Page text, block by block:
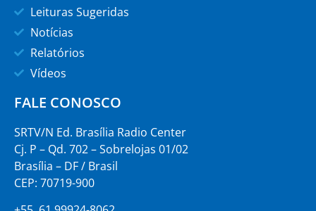
Leituras Sugeridas
Notícias
Relatórios
Vídeos
FALE CONOSCO
SRTV/N Ed. Brasília Radio Center
Cj. P – Qd. 702 – Sobrelojas 01/02
Brasília – DF / Brasil
CEP: 70719-900